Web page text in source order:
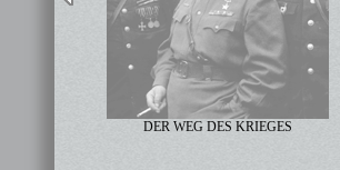
DER WEG DES KRIEGES